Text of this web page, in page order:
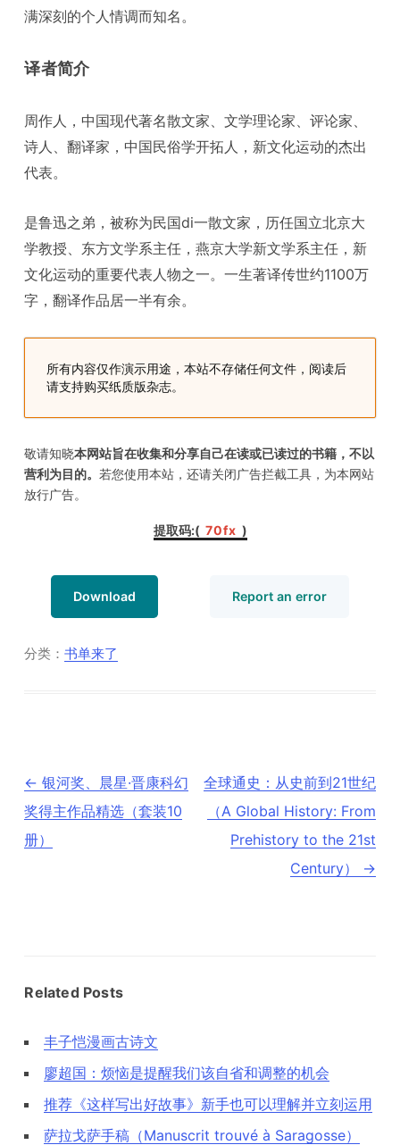
满深刻的个人情调而知名。
译者简介
周作人，中国现代著名散文家、文学理论家、评论家、
诗人、翻译家，中国民俗学开拓人，新文化运动的杰出
代表。
是鲁迅之弟，被称为民国di一散文家，历任国立北京大
学教授、东方文学系主任，燕京大学新文学系主任，新
文化运动的重要代表人物之一。一生著译传世约1100万
字，翻译作品居一半有余。
所有内容仅作演示用途，本站不存储任何文件，阅读后
请支持购买纸质版杂志。
敬请知晓本网站旨在收集和分享自己在读或已读过的书籍，不以
营利为目的。若您使用本站，还请关闭广告拦截工具，为本网站
放行广告。
提取码:( 70fx )
Download Report an error
分类：书单来了
文
章
导
← 银河奖、晨星·晋康科幻
奖得主作品精选（套装10
册）
全球通史：从史前到21世纪
（A Global History: From
Prehistory to the 21st
Century）
→
Related Posts
丰子恺漫画古诗文
廖超国：烦恼是提醒我们该自省和调整的机会
推荐《这样写出好故事》新手也可以理解并立刻运用
萨拉戈萨手稿（Manuscrit trouvé à Saragosse）